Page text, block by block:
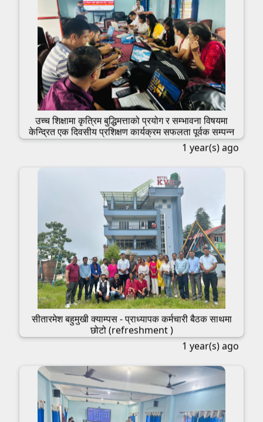
उच्च शिक्षामा कृत्रिम बुद्धिमत्ताको प्रयोग र सम्भावना विषयमा
केन्द्रित एक दिवसीय प्रशिक्षण कार्यक्रम सफलता पूर्वक सम्पन्न
1 year(s) ago
सीतारमेश बहुमुखी क्याम्पस - प्राध्यापक कर्मचारी बैठक साथमा
छोटो (refreshment )
1 year(s) ago